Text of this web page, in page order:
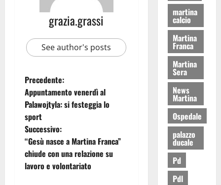
grazia.grassi
See author's posts
Precedente:
Appuntamento venerdì al
Palawojtyla: si festeggia lo
sport
Successivo:
“Gesù nasce a Martina Franca”
chiude con una relazione su
lavoro e volontariato
martina
calcio
Martina
Franca
Martina
Sera
News
Martina
Ospedale
palazzo
ducale
Pd
Pdl